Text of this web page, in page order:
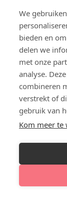
We
bieden en
delen we
met onze
analyse.
combineren
verstrekt of
gebruik van
Kom meer te
4.3
Huidkliniek
Linde,
Botox zone
Filler per ml
Profiel bekijken